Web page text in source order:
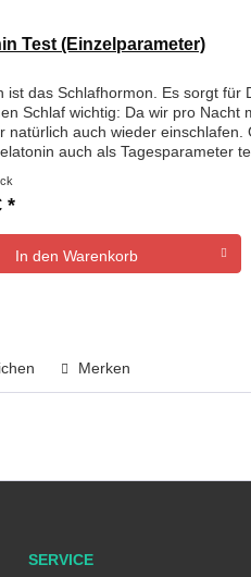
Test (Einzelparameter)
ist das Schlafhormon. Es sorgt für
Schlaf wichtig: Da wir pro Nacht
natürlich auch wieder
auch als Tagesparameter
*
In den Warenkorb
Merken
SERVICE